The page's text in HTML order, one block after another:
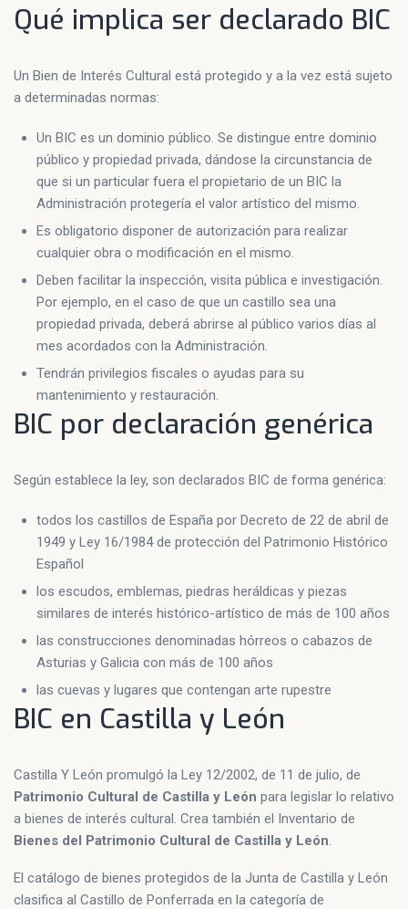
Qué implica ser declarado BIC
Un Bien de Interés Cultural está protegido y a la vez está sujeto
a determinadas normas:
Un BIC es un dominio público. Se distingue entre dominio
público y propiedad privada, dándose la circunstancia de
que si un particular fuera el propietario de un BIC la
Administración protegería el valor artístico del mismo.
Es obligatorio disponer de autorización para realizar
cualquier obra o modificación en el mismo.
Deben facilitar la inspección, visita pública e investigación.
Por ejemplo, en el caso de que un castillo sea una
propiedad privada, deberá abrirse al público varios días al
mes acordados con la Administración.
Tendrán privilegios fiscales o ayudas para su
mantenimiento y restauración.
BIC por declaración genérica
Según establece la ley, son declarados BIC de forma genérica:
todos los castillos de España por Decreto de 22 de abril de
1949 y Ley 16/1984 de protección del Patrimonio Histórico
Español
los escudos, emblemas, piedras heráldicas y piezas
similares de interés histórico-artístico de más de 100 años
las construcciones denominadas hórreos o cabazos de
Asturias y Galicia con más de 100 años
las cuevas y lugares que contengan arte rupestre
BIC en Castilla y León
Castilla Y León promulgó la Ley 12/2002, de 11 de julio, de
Patrimonio Cultural de Castilla y León para legislar lo relativo
a bienes de interés cultural. Crea también el Inventario de
Bienes del Patrimonio Cultural de Castilla y León.
El catálogo de bienes protegidos de la Junta de Castilla y León
clasifica al Castillo de Ponferrada en la categoría de